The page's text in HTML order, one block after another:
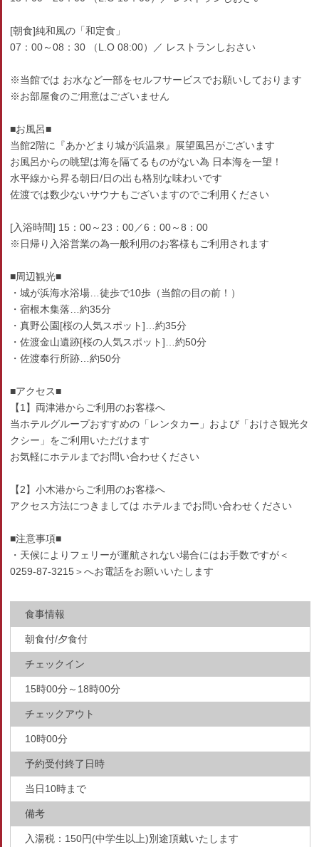
[朝食]純和風の「和定食」
07：00～08：30 （L.O 08:00）／ レストランしおさい
※当館では お水など一部をセルフサービスでお願いしております
※お部屋食のご用意はございません
■お風呂■
当館2階に『あかどまり城が浜温泉』展望風呂がございます
お風呂からの眺望は海を隔てるものがない為 日本海を一望！
水平線から昇る朝日/日の出も格別な味わいです
佐渡では数少ないサウナもございますのでご利用ください
[入浴時間] 15：00～23：00／6：00～8：00
※日帰り入浴営業の為一般利用のお客様もご利用されます
■周辺観光■
・城が浜海水浴場…徒歩で10歩（当館の目の前！）
・宿根木集落…約35分
・真野公園[桜の人気スポット]…約35分
・佐渡金山遺跡[桜の人気スポット]…約50分
・佐渡奉行所跡…約50分
■アクセス■
【1】両津港からご利用のお客様へ
当ホテルグループおすすめの「レンタカー」および「おけさ観光タ
クシー」をご利用いただけます
お気軽にホテルまでお問い合わせください
【2】小木港からご利用のお客様へ
アクセス方法につきましては ホテルまでお問い合わせください
■注意事項■
・天候によりフェリーが運航されない場合にはお手数ですが＜
0259-87-3215＞へお電話をお願いいたします
食事情報
朝食付/夕食付
チェックイン
15時00分～18時00分
チェックアウト
10時00分
予約受付終了日時
当日10時まで
備考
入湯税：150円(中学生以上)別途頂戴いたします